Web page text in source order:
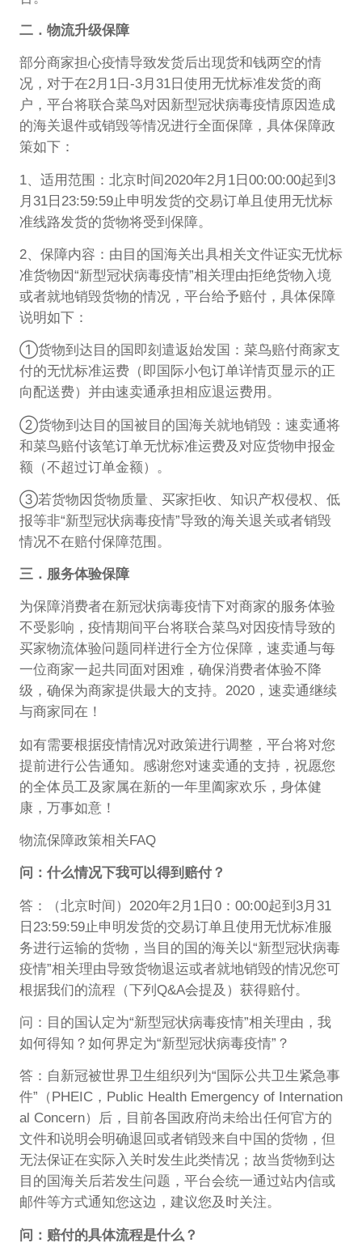
二．物流升级保障
部分商家担心疫情导致发货后出现货和钱两空的情
况，对于在2月1日-3月31日使用无忧标准发货的商
户，平台将联合菜鸟对因新型冠状病毒疫情原因造成
的海关退件或销毁等情况进行全面保障，具体保障政
策如下：
1、适用范围：北京时间2020年2月1日00:00:00起到3
月31日23:59:59止申明发货的交易订单且使用无忧标
准线路发货的货物将受到保障。
2、保障内容：由目的国海关出具相关文件证实无忧标
准货物因“新型冠状病毒疫情”相关理由拒绝货物入境
或者就地销毁货物的情况，平台给予赔付，具体保障
说明如下：
①货物到达目的国即刻遣返始发国：菜鸟赔付商家支
付的无忧标准运费（即国际小包订单详情页显示的正
向配送费）并由速卖通承担相应退运费用。
②货物到达目的国被目的国海关就地销毁：速卖通将
和菜鸟赔付该笔订单无忧标准运费及对应货物申报金
额（不超过订单金额）。
③若货物因货物质量、买家拒收、知识产权侵权、低
报等非“新型冠状病毒疫情”导致的海关退关或者销毁
情况不在赔付保障范围。
三．服务体验保障
为保障消费者在新冠状病毒疫情下对商家的服务体验
不受影响，疫情期间平台将联合菜鸟对因疫情导致的
买家物流体验问题同样进行全方位保障，速卖通与每
一位商家一起共同面对困难，确保消费者体验不降
级，确保为商家提供最大的支持。2020，速卖通继续
与商家同在！
如有需要根据疫情情况对政策进行调整，平台将对您
提前进行公告通知。感谢您对速卖通的支持，祝愿您
的全体员工及家属在新的一年里阖家欢乐，身体健
康，万事如意！
物流保障政策相关FAQ
问：什么情况下我可以得到赔付？
答：（北京时间）2020年2月1日0：00:00起到3月31
日23:59:59止申明发货的交易订单且使用无忧标准服
务进行运输的货物，当目的国的海关以“新型冠状病毒
疫情”相关理由导致货物退运或者就地销毁的情况您可
根据我们的流程（下列Q&A会提及）获得赔付。
问：目的国认定为“新型冠状病毒疫情”相关理由，我
如何得知？如何界定为“新型冠状病毒疫情”？
答：自新冠被世界卫生组织列为“国际公共卫生紧急事
件”（PHEIC，Public Health Emergency of Internation
al Concern）后，目前各国政府尚未给出任何官方的
文件和说明会明确退回或者销毁来自中国的货物，但
无法保证在实际入关时发生此类情况；故当货物到达
目的国海关后若发生问题，平台会统一通过站内信或
邮件等方式通知您这边，建议您及时关注。
问：赔付的具体流程是什么？